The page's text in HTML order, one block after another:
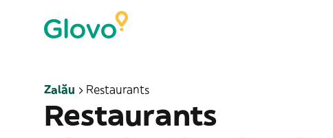
Zalău Restaurants
Restaurants